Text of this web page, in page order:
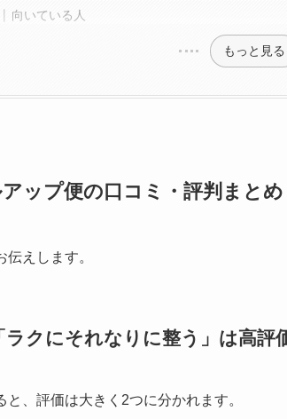
向いている人
もっと見る
ップ便の口コミ・評判まとめ
えします。
ラクにそれなりに整う」は高評
と、評価は大きく2つに分かれます。